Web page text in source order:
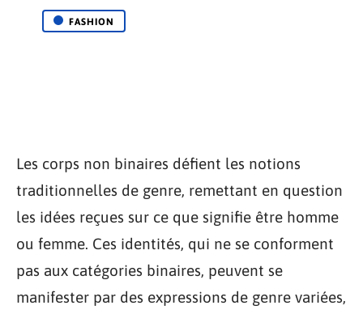
FASHION
Les corps non binaires défient les notions
traditionnelles de genre, remettant en question
les idées reçues sur ce que signifie être homme
ou femme. Ces identités, qui ne se conforment
pas aux catégories binaires, peuvent se
manifester par des expressions de genre variées,